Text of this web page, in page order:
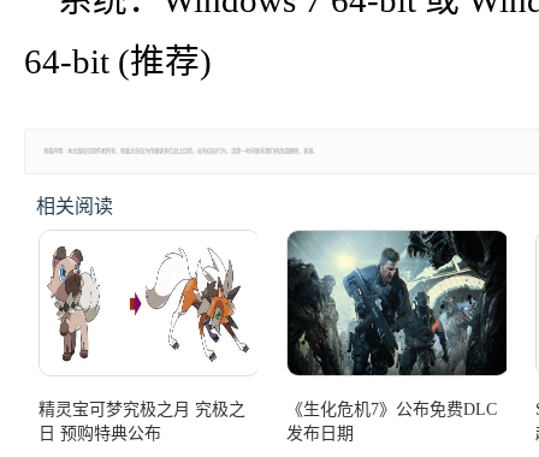
64-bit (推荐)
郑重声明：本文版权归原作者所有，转载文章仅为传播更多信息之目的，如有侵权行为，请第一时间联系我们修改或删除，多谢。
相关阅读
精灵宝可梦究极之月 究极之
日 预购特典公布
《生化危机7》公布免费DLC
发布日期